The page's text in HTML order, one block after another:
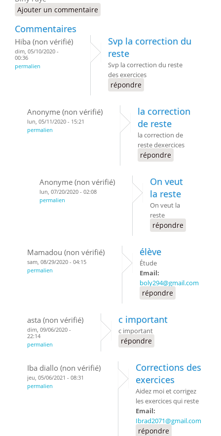
Ajouter un commentaire
Commentaires
Hiba (non vérifié)
dim, 05/10/2020 -
00:36
permalien
Svp la correction du
reste
Svp la correction du reste
des exercices
répondre
Anonyme (non vérifié)
lun, 05/11/2020 - 15:21
permalien
la correction
de reste
la correction de
reste dexercices
répondre
Anonyme (non vérifié)
lun, 07/20/2020 - 02:08
permalien
On veut
la reste
On veut la
reste
répondre
Mamadou (non vérifié)
sam, 08/29/2020 - 04:15
permalien
élève
Étude
Email:
boly294@gmail.com
répondre
asta (non vérifié)
dim, 09/06/2020 -
22:14
permalien
c important
c important
répondre
Iba diallo (non vérifié)
jeu, 05/06/2021 - 08:31
permalien
Corrections des
exercices
Aidez moi et corrigez
les exercices qui reste
Email:
Ibrad2071@gmail.com
répondre